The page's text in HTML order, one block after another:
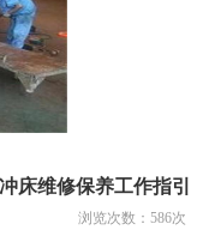
床维修保养工作指引
浏览次数： 586次